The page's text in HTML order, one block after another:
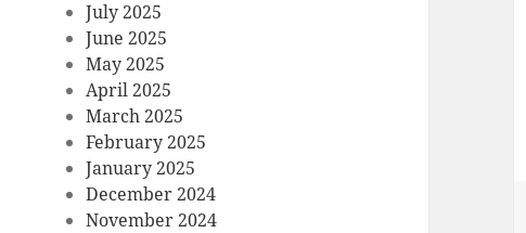
July 2025
June 2025
May 2025
April 2025
March 2025
February 2025
January 2025
December 2024
November 2024